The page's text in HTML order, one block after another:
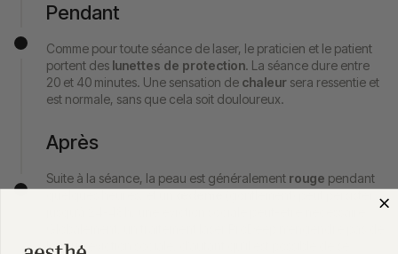
Pendant
Comme pour toute séance de laser, le praticien et le patient
portent deslunettes de protection. La séance dure entre
20 et 40 minutes. Une sensation de chaleursera ressentie et
est normale, sans que cela soit douloureux.
Après
Suite à la séance, la peau est généralement rouge pendant
longue éviction sociale, d’autant qu’il est possible de se